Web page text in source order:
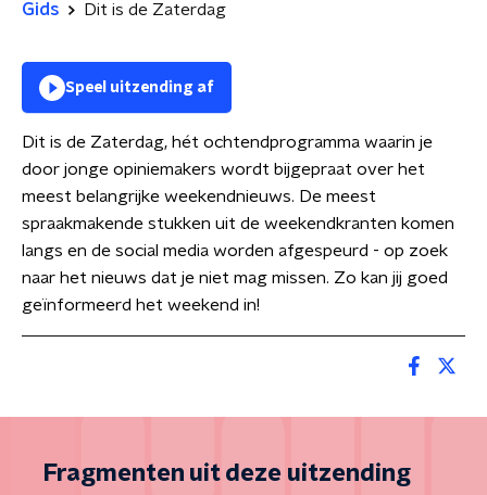
Gids Dit is de Zaterdag
Speel uitzending af
Dit is de Zaterdag, hét ochtendprogramma waarin je
door jonge opiniemakers wordt bijgepraat over het
meest belangrijke weekendnieuws. De meest
spraakmakende stukken uit de weekendkranten komen
langs en de social media worden afgespeurd - op zoek
naar het nieuws dat je niet mag missen. Zo kan jij goed
geïnformeerd het weekend in!
Fragmenten uit deze uitzending